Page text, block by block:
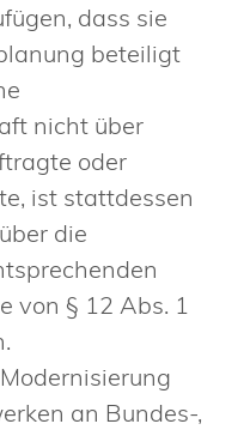
dass sie
beteiligt
nicht über
oder
ist stattdessen
die
von § 12 Abs. 1
an Bundes-,